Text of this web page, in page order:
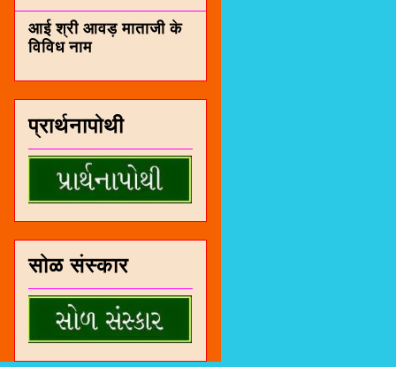
आई श्री आवड़ माताजी के
विविध नाम
प्रार्थनापोथी
सोळ संस्कार